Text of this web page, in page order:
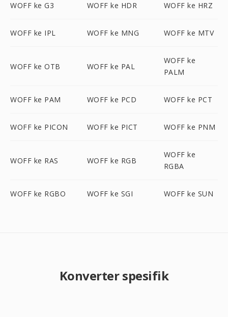
WOFF ke G3 WOFF ke HDR WOFF ke HRZ
WOFF ke IPL WOFF ke MNG WOFF ke MTV
WOFF ke OTB WOFF ke PAL
WOFF ke
PALM
WOFF ke PAM WOFF ke PCD WOFF ke PCT
WOFF ke PICON WOFF ke PICT WOFF ke PNM
WOFF ke RAS WOFF ke RGB
WOFF ke
RGBA
WOFF ke RGBO WOFF ke SGI WOFF ke SUN
Konverter spesifik